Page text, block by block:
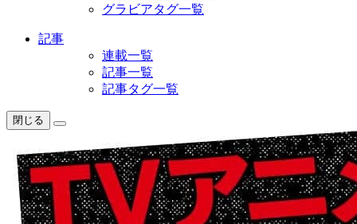
グラビアタグ一覧
記事
連載一覧
記事一覧
記事タグ一覧
閉じる